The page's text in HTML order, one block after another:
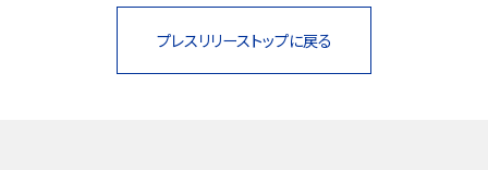
プレスリリーストップに戻る